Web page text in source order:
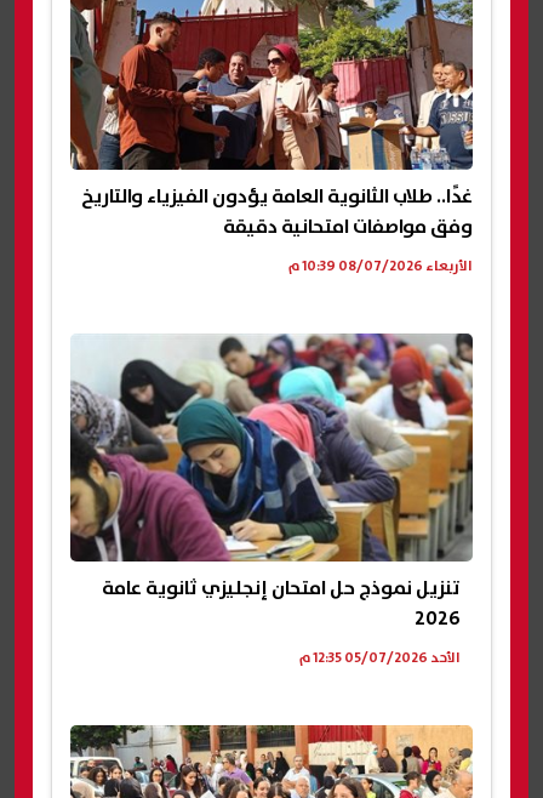
غدًا.. طلاب الثانوية العامة يؤدون الفيزياء والتاريخ
وفق مواصفات امتحانية دقيقة
الأربعاء 08/07/2026 10:39 م
تنزيل نموذج حل امتحان إنجليزي ثانوية عامة
2026
الأحد 05/07/2026 12:35 م